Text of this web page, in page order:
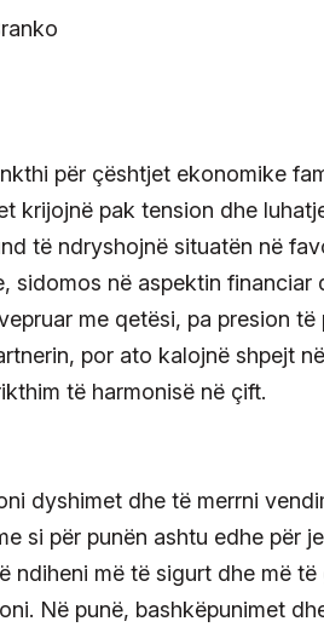
për çështjet ekonomike
krijojnë pak tension dhe
të ndryshojnë situatën në
sidomos në aspektin financiar
me qetësi, pa presion
por ato kalojnë shpejt
të harmonisë në çift.
dyshimet dhe të merrni
si për punën ashtu edhe për
ndiheni më të sigurt dhe më
Në punë, bashkëpunimet